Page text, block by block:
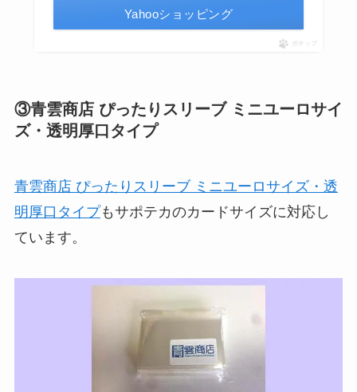
Yahooショッピング
ポチップ
③青雲商店 ぴったりスリーブ ミニユーロサイ
ズ・透明厚口タイプ
青雲商店 ぴったりスリーブ ミニユーロサイズ・透
明厚口タイプもサポテカのカードサイズに対応し
ています。